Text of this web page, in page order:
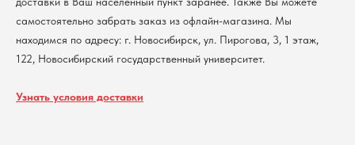
самостоятельно забрать заказ из офлайн-магазина. Мы
находимся по адресу: г. Новосибирск, ул. Пирогова, 3, 1 этаж,
122, Новосибирский государственный университет.
Узнать условия доставки
@2026 Новосибирский государственный университет.
пользователей сайта